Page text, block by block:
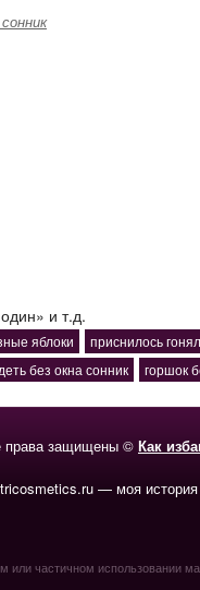
и т.д.
яблоки
приснилось
без окна сонник горшок
права защищены © Как
— моя
или частичном использовании